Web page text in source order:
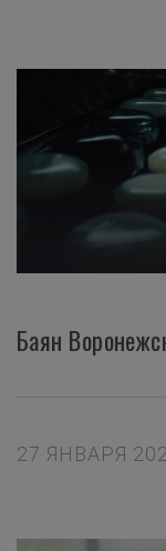
Баян
27 ЯНВАРЯ